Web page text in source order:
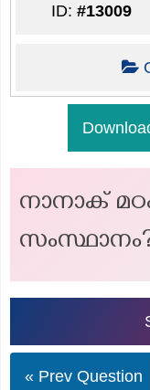
ID:#13009
നാനാക്
« Prev Question